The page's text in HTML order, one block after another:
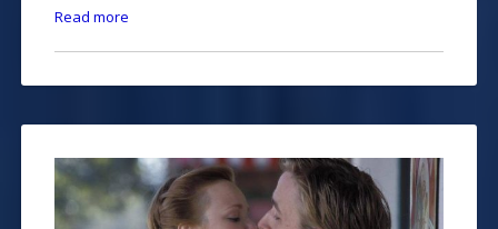
Read more